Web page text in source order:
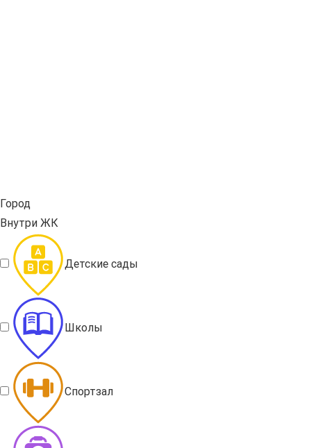
Город
Внутри ЖК
Детские сады
Школы
Спортзал